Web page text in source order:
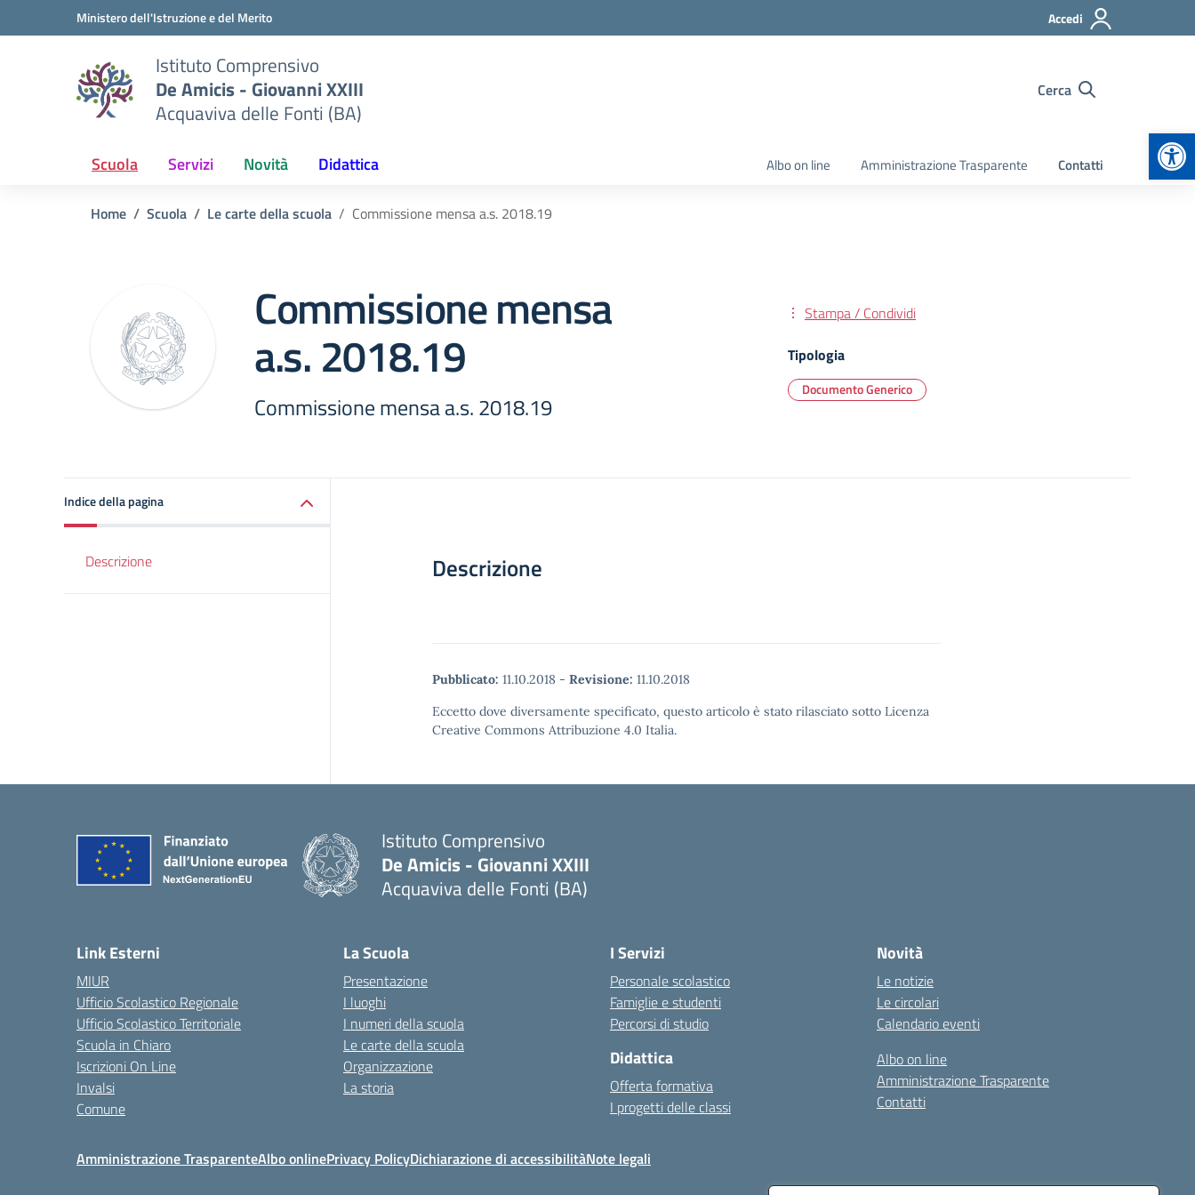
Vai ai contenuti
Vai al menu di navigazioneMinistero dell'Istruzione e del Merito Accedi
Istituto Comprensivo
De Amicis - Giovanni XXIII
Acquaviva delle Fonti (BA)
Cerca
Scuola Servizi Novità Didattica Albo on line Amministrazione Trasparente Contatti
Home Scuola Le carte della scuola Commissione mensa a.s. 2018.19
Commissione mensa
a.s. 2018.19
Commissione mensa a.s. 2018.19
Stampa / Condividi
Tipologia
Documento Generico
Indice della pagina
Descrizione Descrizione
Pubblicato: 11.10.2018 - Revisione: 11.10.2018
Eccetto dove diversamente specificato, questo articolo è stato rilasciato sotto Licenza
Creative Commons Attribuzione 4.0 Italia.
Istituto Comprensivo
De Amicis - Giovanni XXIII
Acquaviva delle Fonti (BA)
Link Esterni
MIUR
Ufficio Scolastico Regionale
Ufficio Scolastico Territoriale
Scuola in Chiaro
Iscrizioni On Line
Invalsi
Comune
La Scuola
Presentazione
I luoghi
I numeri della scuola
Le carte della scuola
Organizzazione
La storia
I Servizi
Personale scolastico
Famiglie e studenti
Percorsi di studio
Didattica
Offerta formativa
I progetti delle classi
Novità
Le notizie
Le circolari
Calendario eventi
Albo on line
Amministrazione Trasparente
Contatti
Amministrazione TrasparenteAlbo onlinePrivacy PolicyDichiarazione di accessibilitàNote legali